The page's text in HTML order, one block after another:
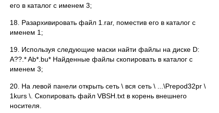
его в каталог с именем 3;
18. Разархивировать файл 1.rar, поместив его в каталог с
именем 1;
19. Используя следующие маски найти файлы на диске D:
A??.* Ab*.bu* Найденные файлы скопировать в каталог с
именем 3;
20. На левой панели открыть сеть \ вся сеть \ ...\Prepod32pr \
1kurs \. Скопировать файл VBSH.txt в корень внешнего
носителя.